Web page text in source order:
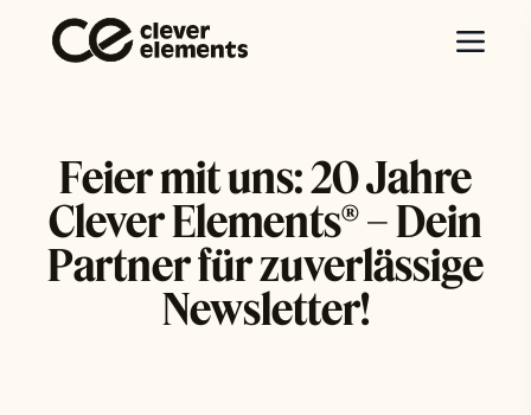
Feier mit uns: 20 Jahre
Clever Elements® – Dein
Partner für zuverlässige
Newsletter!